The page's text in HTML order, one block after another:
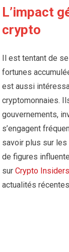
L’impact
crypto
Il est tentant de
fortunes
est aussi
cryptomonnaies.
gouvernements,
s’engagent
savoir plus sur
de figures
surCrypto Insiders
actualités